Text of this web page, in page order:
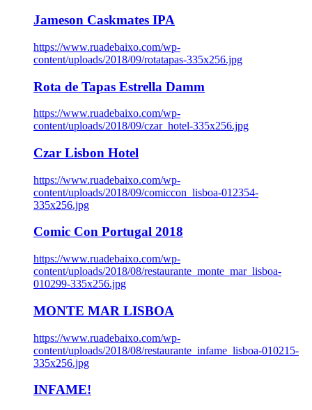
Jameson Caskmates IPA
https://www.ruadebaixo.com/wp-
content/uploads/2018/09/rotatapas-335x256.jpg
Rota de Tapas Estrella Damm
https://www.ruadebaixo.com/wp-
content/uploads/2018/09/czar_hotel-335x256.jpg
Czar Lisbon Hotel
https://www.ruadebaixo.com/wp-
content/uploads/2018/09/comiccon_lisboa-012354-
335x256.jpg
Comic Con Portugal 2018
https://www.ruadebaixo.com/wp-
content/uploads/2018/08/restaurante_monte_mar_lisboa-
010299-335x256.jpg
MONTE MAR LISBOA
https://www.ruadebaixo.com/wp-
content/uploads/2018/08/restaurante_infame_lisboa-010215-
335x256.jpg
INFAME!